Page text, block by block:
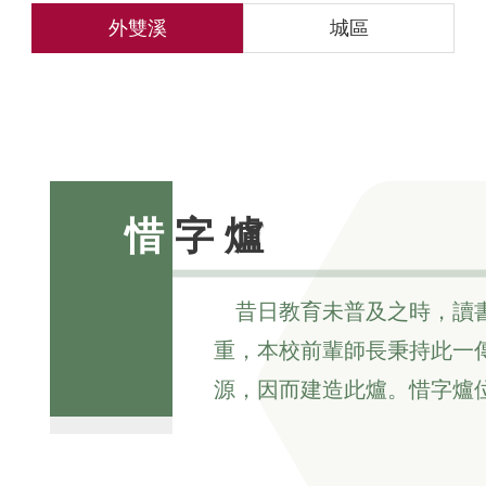
外雙溪 城區
惜字爐
昔日教育未普及之時，讀
重，本校前輩師長秉持此一
源，因而建造此爐。惜字爐